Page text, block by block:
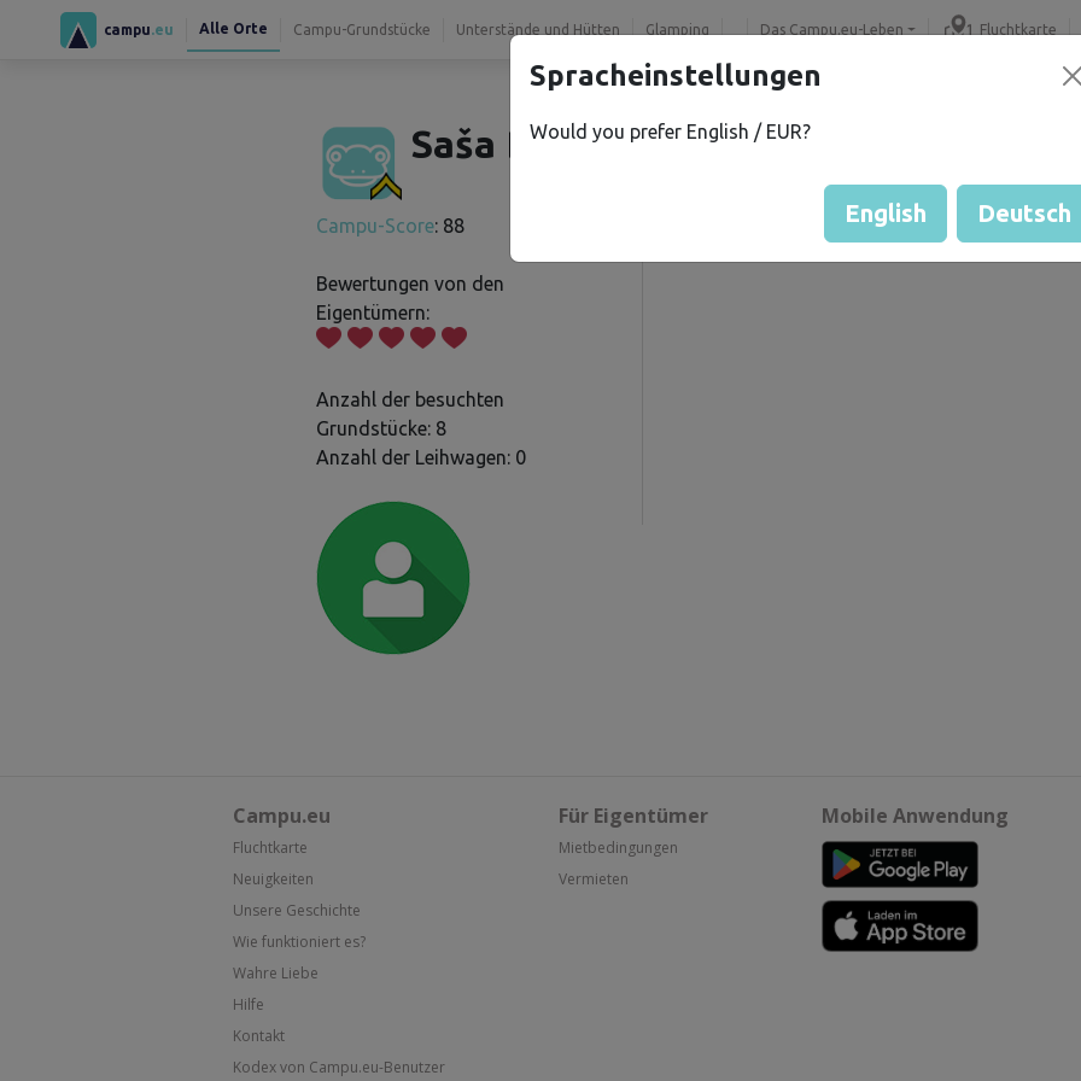
campu .eu Alle Orte Campu-Grundstücke Unterstände und Hütten Glamping Das Campu.eu-Leben Fluchtkarte
Saša B.
Campu-Score: 88
Bewertungen von den
Eigentümern:
Anzahl der besuchten
Grundstücke: 8
Anzahl der Leihwagen: 0
Gästebewertung durch
Bewertung der Grundstücke
Campu.eu
Fluchtkarte
Neuigkeiten
Unsere Geschichte
Wie funktioniert es?
Wahre Liebe
Hilfe
Kontakt
Kodex von Campu.eu-Benutzer
Für Eigentümer
Mietbedingungen
Vermieten
Mobile Anwendung
Spracheinstellungen
Would you prefer English / EUR?
English Deutsch